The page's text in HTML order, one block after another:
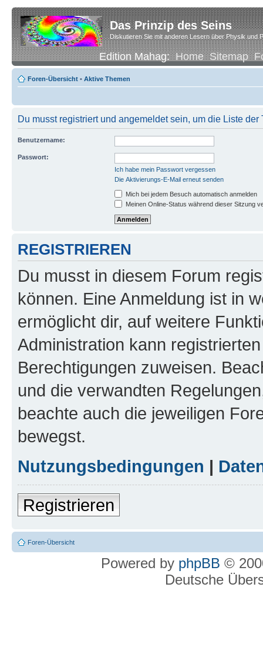
Das Prinzip des Seins
Diskutieren Sie mit anderen Lesern über Physik und
Edition Mahag:Home Sitemap
Foren-Übersicht • Aktive Themen
Du musst registriert und angemeldet sein, um die Liste
Benutzername:
Passwort:
Ich habe mein Passwort vergessen
Die Aktivierungs-E-Mail erneut senden
Mich bei jedem Besuch automatisch anmelden
Meinen Online-Status während dieser Sitzung
REGISTRIEREN
Du musst in diesem Forum
können. Eine Anmeldung ist in
ermöglicht dir, auf weitere
Administration kann
Berechtigungen zuweisen.
und die verwandten
beachte auch die jeweiligen
bewegst.
Nutzungsbedingungen |
Registrieren
Foren-Übersicht
Powered by phpBB ©
Deutsche